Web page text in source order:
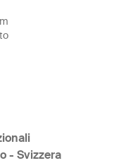
- Svizzera